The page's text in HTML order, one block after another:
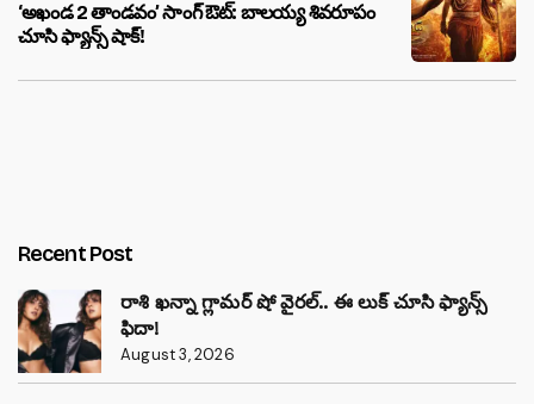
‘అఖండ 2 తాండవం’ సాంగ్ ఔట్: బాలయ్య శివరూపం
చూసి ఫ్యాన్స్ షాక్!
Recent Post
రాశి ఖన్నా గ్లామర్ షో వైరల్.. ఈ లుక్ చూసి ఫ్యాన్స్
ఫిదా!
August 3, 2026